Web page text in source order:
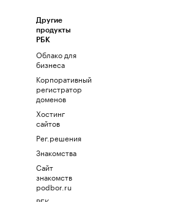
Другие
продукты
РБК
Облако для
бизнеса
Корпоративный
регистратор
доменов
Хостинг
сайтов
Рег.решения
Знакомства
Сайт
знакомств
podbor.ru